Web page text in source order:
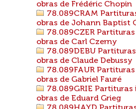
obras de Frédéric Chopin
78.089CRAM
obras de Johann Baptist
78.089CZER
obras de Carl Czerny
78.089DEBU
obras de Claude Debussy
78.089FAUR
obras de Gabriel Fauré
78.089GRIE Partituras
obras de Eduard Grieg